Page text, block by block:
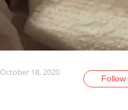
October 18, 2020
Follow